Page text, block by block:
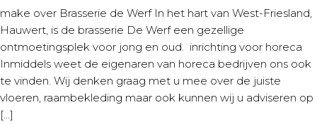
make over Brasserie de Werf In het hart van West-Friesland,
Hauwert, is de brasserie De Werf een gezellige
ontmoetingsplek voor jong en oud. inrichting voor horeca
Inmiddels weet de eigenaren van horeca bedrijven ons ook
te vinden. Wij denken graag met u mee over de juiste
vloeren, raambekleding maar ook kunnen wij u adviseren op
[…]